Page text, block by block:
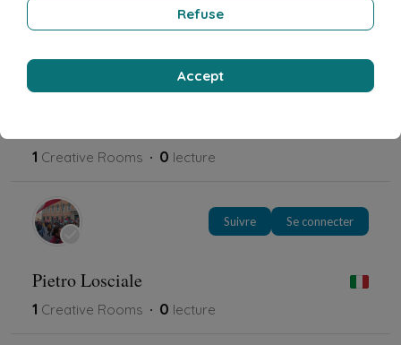
10 0 lecture
1 Creative Rooms 0 lecture
Suivre Se connecter
Pietro Losciale
1 Creative Rooms 0 lecture
Refuse
Accept